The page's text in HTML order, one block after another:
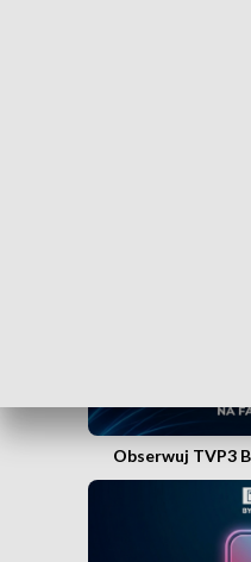
Obserwuj TVP3